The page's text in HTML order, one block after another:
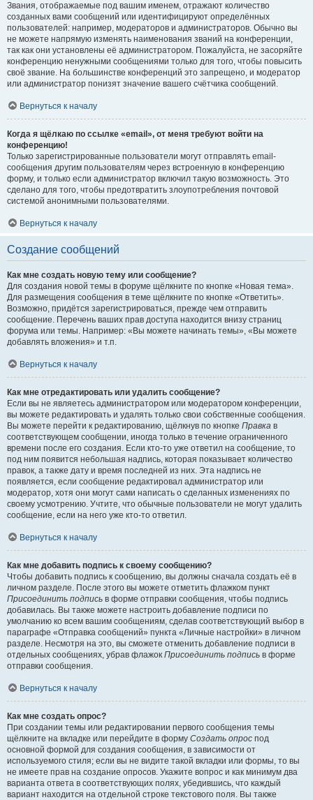
Звания, отображаемые под вашим именем, отражают количество
созданных вами сообщений или идентифицируют определённых
пользователей: например, модераторов и администраторов. Обычно вы
не можете напрямую изменять наименования званий на конференции,
так как они установлены её администратором. Пожалуйста, не засоряйте
конференцию ненужными сообщениями только для того, чтобы повысить
своё звание. На большинстве конференций это запрещено, и модератор
или администратор понизят значение вашего счётчика сообщений.
Вернуться к началу
Когда я щёлкаю по ссылке «email», от меня требуют войти на
конференцию!
Только зарегистрированные пользователи могут отправлять email-
сообщения другим пользователям через встроенную в конференцию
форму, и только если администратор включил такую возможность. Это
сделано для того, чтобы предотвратить злоупотребления почтовой
системой анонимными пользователями.
Вернуться к началу
Создание сообщений
Как мне создать новую тему или сообщение?
Для создания новой темы в форуме щёлкните по кнопке «Новая тема».
Для размещения сообщения в теме щёлкните по кнопке «Ответить».
Возможно, придётся зарегистрироваться, прежде чем отправить
сообщение. Перечень ваших прав доступа находится внизу страниц
форума или темы. Например: «Вы можете начинать темы», «Вы можете
добавлять вложения» и т.п.
Вернуться к началу
Как мне отредактировать или удалить сообщение?
Если вы не являетесь администратором или модератором конференции,
вы можете редактировать и удалять только свои собственные сообщения.
Вы можете перейти к редактированию, щёлкнув по кнопке Правка в
соответствующем сообщении, иногда только в течение ограниченного
времени после его создания. Если кто-то уже ответил на сообщение, то
под ним появится небольшая надпись, которая показывает количество
правок, а также дату и время последней из них. Эта надпись не
появляется, если сообщение редактировал администратор или
модератор, хотя они могут сами написать о сделанных изменениях по
своему усмотрению. Учтите, что обычные пользователи не могут удалить
сообщение, если на него уже кто-то ответил.
Вернуться к началу
Как мне добавить подпись к своему сообщению?
Чтобы добавить подпись к сообщению, вы должны сначала создать её в
личном разделе. После этого вы можете отметить флажком пункт
Присоединить подпись в форме отправки сообщения, чтобы подпись
добавилась. Вы также можете настроить добавление подписи по
умолчанию ко всем вашим сообщениям, сделав соответствующий выбор в
параграфе «Отправка сообщений» пункта «Личные настройки» в личном
разделе. Несмотря на это, вы сможете отменить добавление подписи в
отдельных сообщениях, убрав флажок Присоединить подпись в форме
отправки сообщения.
Вернуться к началу
Как мне создать опрос?
При создании темы или редактировании первого сообщения темы
щёлкните на вкладке или перейдите в форму Создать опрос под
основной формой для создания сообщения, в зависимости от
используемого стиля; если вы не видите такой вкладки или формы, то вы
не имеете прав на создание опросов. Укажите вопрос и как минимум два
варианта ответа в соответствующих полях, убедившись, что каждый
вариант находится на отдельной строке текстового поля. Вы также